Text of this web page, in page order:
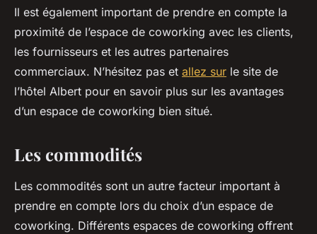
Il est également important de prendre en compte la
proximité de l’espace de coworking avec les clients,
les fournisseurs et les autres partenaires
commerciaux. N’hésitez pas et allez sur le site de
l’hôtel Albert pour en savoir plus sur les avantages
d’un espace de coworking bien situé.
Les commodités
Les commodités sont un autre facteur important à
prendre en compte lors du choix d’un espace de
coworking. Différents espaces de coworking offrent